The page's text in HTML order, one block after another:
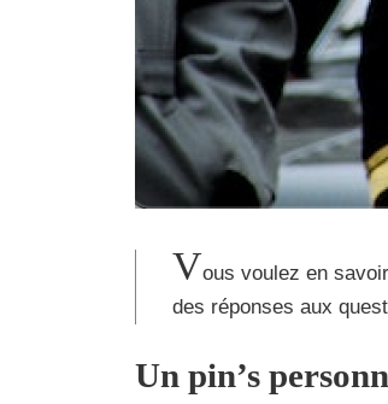
Vous voulez en
des réponses aux
Un pin’s